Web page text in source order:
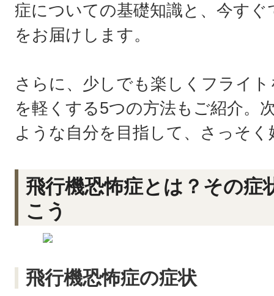
症についての基礎知識と、今す
をお届けします。
さらに、少しでも楽しくフライ
を軽くする5つの方法もご紹介。
ような自分を目指して、さっそ
飛行機恐怖症とは？その症
こう
飛行機恐怖症の症状